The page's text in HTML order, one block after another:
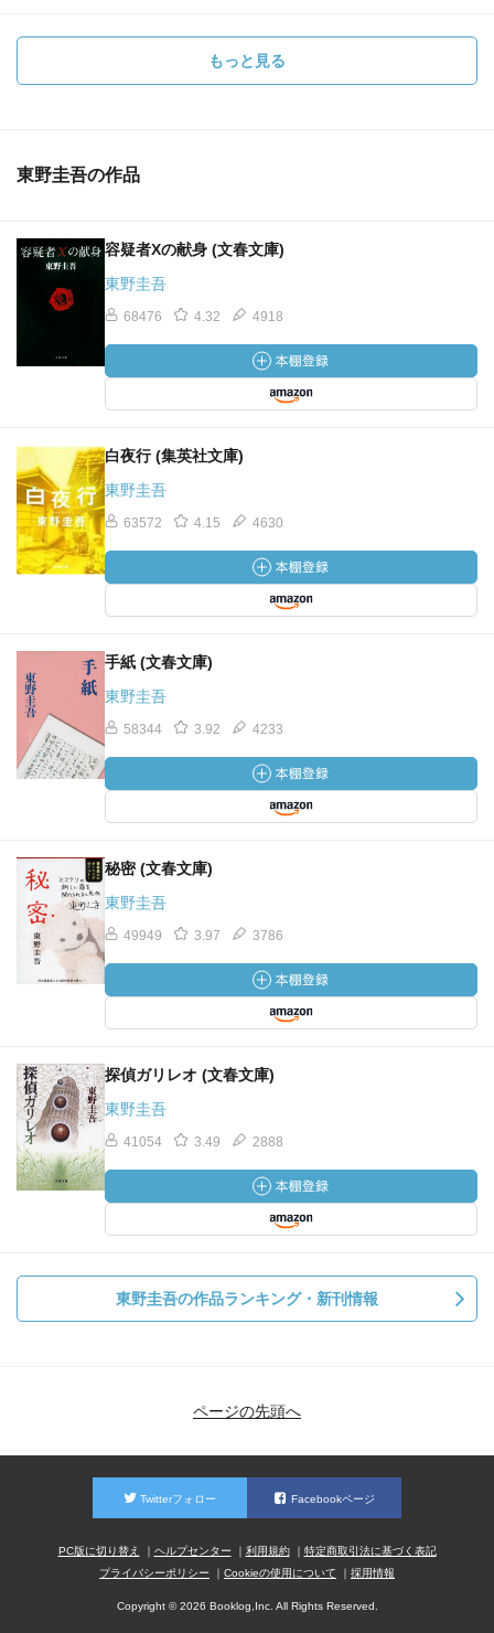
もっと見る
東野圭吾の作品
容疑者Xの献身 (文春文庫)
東野圭吾
68476 4.32 4918
白夜行 (集英社文庫)
東野圭吾
63572 4.15 4630
手紙 (文春文庫)
東野圭吾
58344 3.92 4233
秘密 (文春文庫)
東野圭吾
49949 3.97 3786
探偵ガリレオ (文春文庫)
東野圭吾
41054 3.49 2888
東野圭吾の作品ランキング・新刊情報
ページの先頭へ
Twitterフォロー Facebookページ
PC版に切り替え ヘルプセンター 利用規約
特定商取引法に基づく表記
プライバシーポリシー
Cookieの使用について 採用情報
Copyright © 2026 Booklog,Inc. All Rights Reserved.